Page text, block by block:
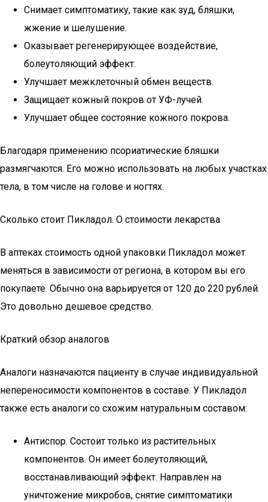
Снимает симптоматику, такие как зуд, бляшки,
жжение и шелушение.
Оказывает регенерирующее воздействие,
болеутоляющий эффект.
Улучшает межклеточный обмен веществ.
Защищает кожный покров от УФ-лучей.
Улучшает общее состояние кожного покрова.
Благодаря применению псориатические бляшки
размягчаются. Его можно использовать на любых участках
тела, в том числе на голове и ногтях.
Сколько стоит Пикладол. О стоимости лекарства
В аптеках стоимость одной упаковки Пикладол может
меняться в зависимости от региона, в котором вы его
покупаете. Обычно она варьируется от 120 до 220 рублей.
Это довольно дешевое средство.
Краткий обзор аналогов
Аналоги назначаются пациенту в случае индивидуальной
непереносимости компонентов в составе. У Пикладол
также есть аналоги со схожим натуральным составом:
Антиспор. Состоит только из растительных
компонентов. Он имеет болеутоляющий,
восстанавливающий эффект. Направлен на
уничтожение микробов, снятие симптоматики